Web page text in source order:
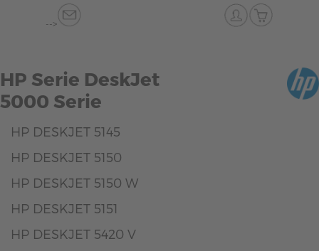
-->
HP Serie DeskJet
5000 Serie
HP DESKJET 5145
HP DESKJET 5150
HP DESKJET 5150 W
HP DESKJET 5151
HP DESKJET 5420 V